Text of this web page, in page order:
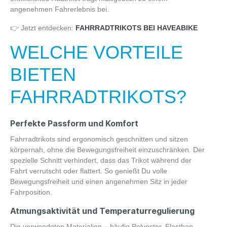
angenehmen Fahrerlebnis bei.
👉 Jetzt entdecken: FAHRRADTRIKOTS BEI HAVEABIKE
WELCHE VORTEILE
BIETEN
FAHRRADTRIKOTS?
Perfekte Passform und Komfort
Fahrradtrikots sind ergonomisch geschnitten und sitzen
körpernah, ohne die Bewegungsfreiheit einzuschränken. Der
spezielle Schnitt verhindert, dass das Trikot während der
Fahrt verrutscht oder flattert. So genießt Du volle
Bewegungsfreiheit und einen angenehmen Sitz in jeder
Fahrposition.
Atmungsaktivität und Temperaturregulierung